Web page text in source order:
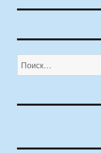
Искать: